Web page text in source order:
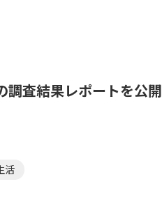
査結果レポートを公開
活